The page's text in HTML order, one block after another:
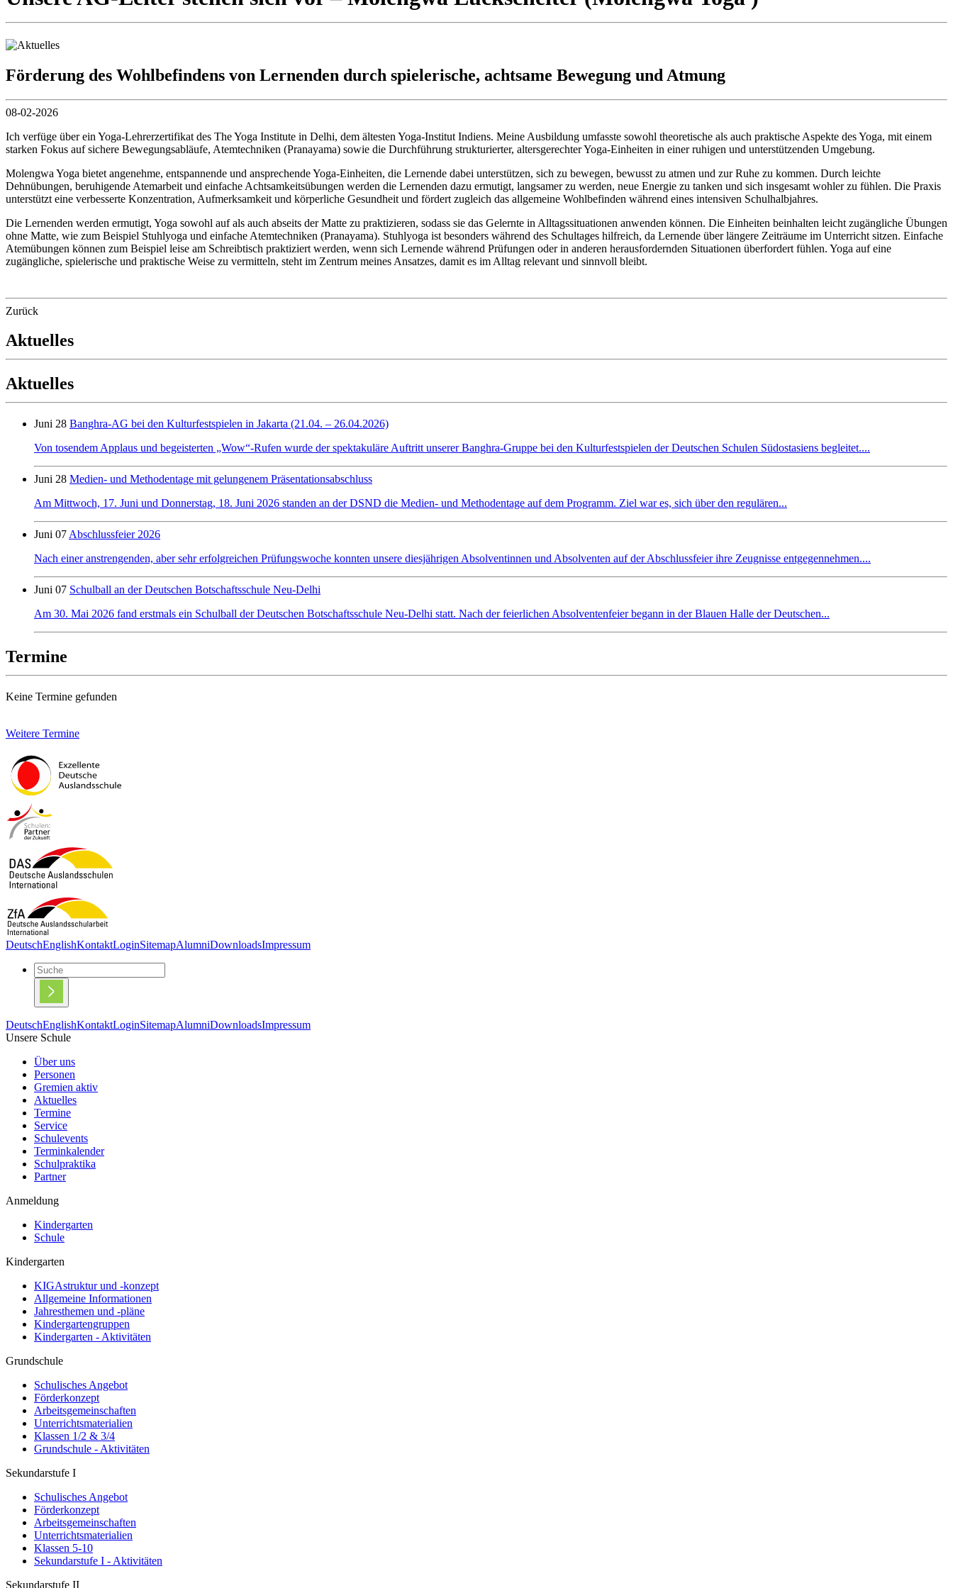
Förderung des Wohlbefindens von Lernenden durch spielerische, achtsame Bewegung und Atmung
08-02-2026
Ich verfüge über ein Yoga-Lehrerzertifikat des The Yoga Institute in Delhi, dem ältesten Yoga-Institut Indiens. Meine Ausbildung umfasste sowohl theoretische als auch praktische Aspekte des Yoga, mit einem
starken Fokus auf sichere Bewegungsabläufe, Atemtechniken (Pranayama) sowie die Durchführung strukturierter, altersgerechter Yoga-Einheiten in einer ruhigen und unterstützenden Umgebung.
Molengwa Yoga bietet angenehme, entspannende und ansprechende Yoga-Einheiten, die Lernende dabei unterstützen, sich zu bewegen, bewusst zu atmen und zur Ruhe zu kommen. Durch leichte
Dehnübungen, beruhigende Atemarbeit und einfache Achtsamkeitsübungen werden die Lernenden dazu ermutigt, langsamer zu werden, neue Energie zu tanken und sich insgesamt wohler zu fühlen. Die Praxis
unterstützt eine verbesserte Konzentration, Aufmerksamkeit und körperliche Gesundheit und fördert zugleich das allgemeine Wohlbefinden während eines intensiven Schulhalbjahres.
Die Lernenden werden ermutigt, Yoga sowohl auf als auch abseits der Matte zu praktizieren, sodass sie das Gelernte in Alltagssituationen anwenden können. Die Einheiten beinhalten leicht zugängliche Übungen
ohne Matte, wie zum Beispiel Stuhlyoga und einfache Atemtechniken (Pranayama). Stuhlyoga ist besonders während des Schultages hilfreich, da Lernende über längere Zeiträume im Unterricht sitzen. Einfache
Atemübungen können zum Beispiel leise am Schreibtisch praktiziert werden, wenn sich Lernende während Prüfungen oder in anderen herausfordernden Situationen überfordert fühlen. Yoga auf eine
zugängliche, spielerische und praktische Weise zu vermitteln, steht im Zentrum meines Ansatzes, damit es im Alltag relevant und sinnvoll bleibt.
Zurück
Aktuelles
Aktuelles
Juni 28 Banghra-AG bei den Kulturfestspielen in Jakarta (21.04. – 26.04.2026)
Von tosendem Applaus und begeisterten „Wow“-Rufen wurde der spektakuläre Auftritt unserer Banghra-Gruppe bei den Kulturfestspielen der Deutschen Schulen Südostasiens begleitet....
Juni 28 Medien- und Methodentage mit gelungenem Präsentationsabschluss
Am Mittwoch, 17. Juni und Donnerstag, 18. Juni 2026 standen an der DSND die Medien- und Methodentage auf dem Programm. Ziel war es, sich über den regulären...
Juni 07 Abschlussfeier 2026
Nach einer anstrengenden, aber sehr erfolgreichen Prüfungswoche konnten unsere diesjährigen Absolventinnen und Absolventen auf der Abschlussfeier ihre Zeugnisse entgegennehmen....
Juni 07 Schulball an der Deutschen Botschaftsschule Neu-Delhi
Am 30. Mai 2026 fand erstmals ein Schulball der Deutschen Botschaftsschule Neu-Delhi statt. Nach der feierlichen Absolventenfeier begann in der Blauen Halle der Deutschen...
Termine
Keine Termine gefunden
Weitere Termine
DeutschEnglishKontaktLoginSitemapAlumniDownloadsImpressum
DeutschEnglishKontaktLoginSitemapAlumniDownloadsImpressum
Unsere Schule
Über uns
Personen
Gremien aktiv
Aktuelles
Termine
Service
Schulevents
Terminkalender
Schulpraktika
Partner
Anmeldung
Kindergarten
Schule
Kindergarten
KIGAstruktur und -konzept
Allgemeine Informationen
Jahresthemen und -pläne
Kindergartengruppen
Kindergarten - Aktivitäten
Grundschule
Schulisches Angebot
Förderkonzept
Arbeitsgemeinschaften
Unterrichtsmaterialien
Klassen 1/2 & 3/4
Grundschule - Aktivitäten
Sekundarstufe I
Schulisches Angebot
Förderkonzept
Arbeitsgemeinschaften
Unterrichtsmaterialien
Klassen 5-10
Sekundarstufe I - Aktivitäten
Sekundarstufe II